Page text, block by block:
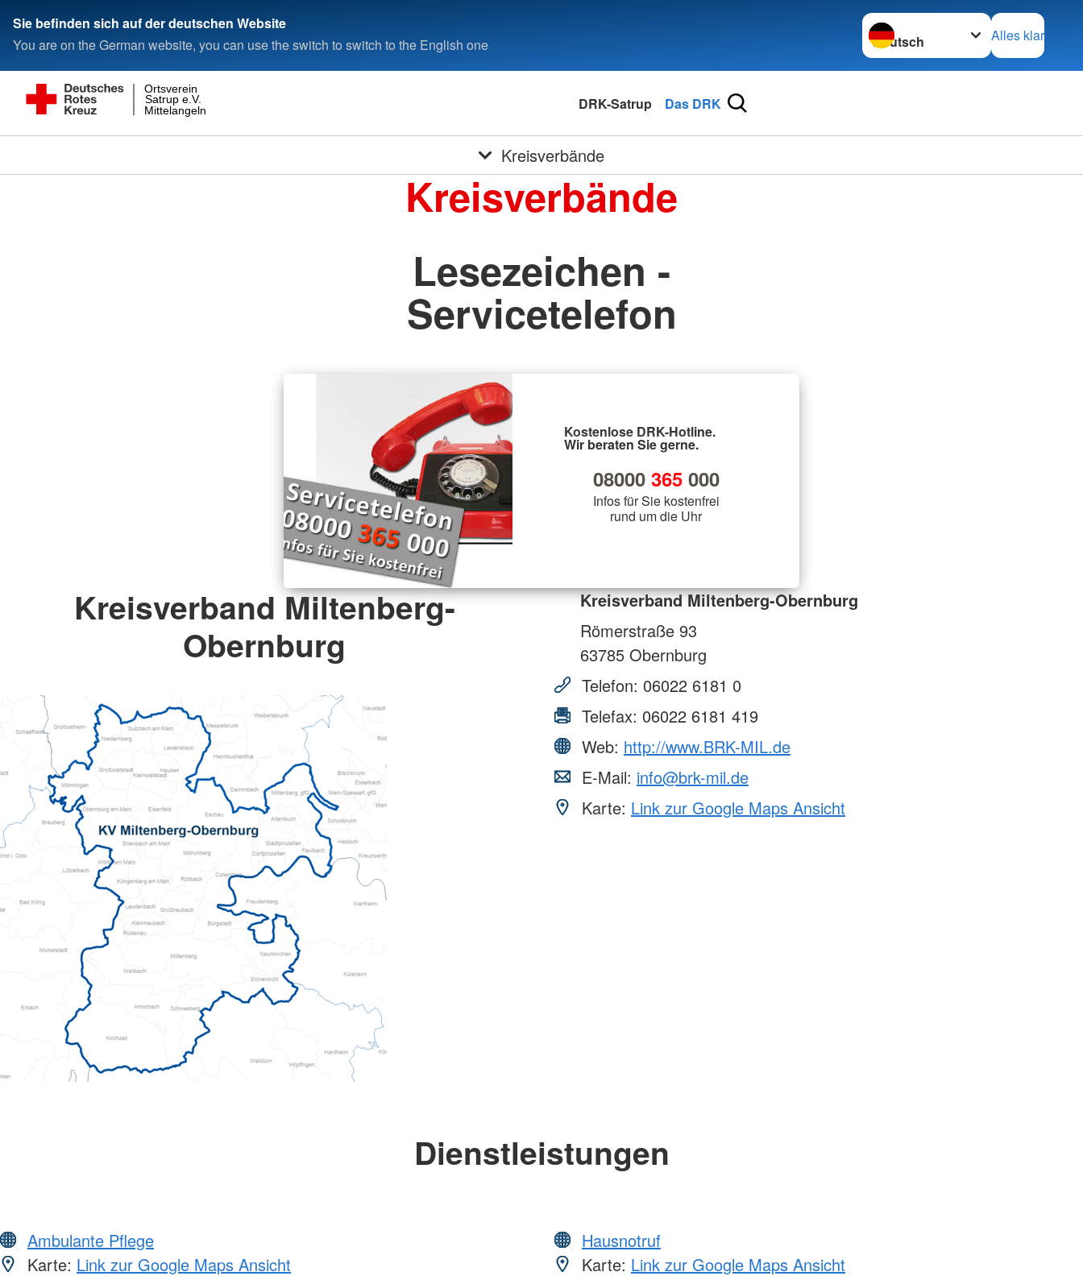
Sie befinden sich auf der deutschen Website
You are on the German website, you can use the switch to switch to the English one
Sprache wechseln zu
Alles klar
Mittelangeln
Satrup e.V.
Ortsverein
DRK-Satrup Das DRK
Kreisverbände
Kreisverbände
Lesezeichen -
Servicetelefon
Kostenlose DRK-Hotline.
Wir beraten Sie gerne.
08000 365000
Infos für Sie kostenfrei
rund um die Uhr
Kreisverband Miltenberg-
Obernburg
Kreisverband Miltenberg-Obernburg
Römerstraße 93
63785 Obernburg
Telefon: 06022 6181 0
Telefax: 06022 6181 419
Web: http://www.BRK-MIL.de
E-Mail: info@brk-mil.de
Karte: Link zur Google Maps Ansicht
Dienstleistungen
Ambulante Pflege
Karte: Link zur Google Maps Ansicht
Hausnotruf
Karte: Link zur Google Maps Ansicht